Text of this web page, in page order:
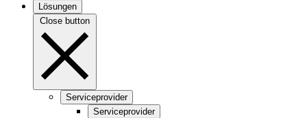
Lösungen
Close button
Serviceprovider
Serviceprovider